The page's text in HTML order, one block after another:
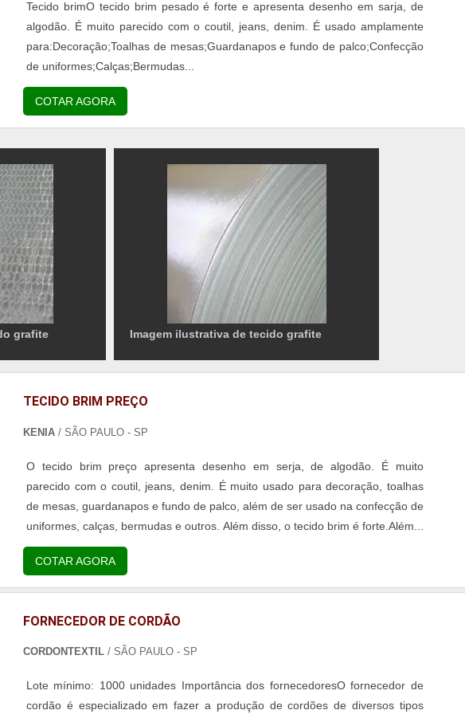
Tecido brimO tecido brim pesado é forte e apresenta desenho em sarja, de
algodão. É muito parecido com o coutil, jeans, denim. É usado amplamente
para:Decoração;Toalhas de mesas;Guardanapos e fundo de palco;Confecção
de uniformes;Calças;Bermudas...
COTAR AGORA
grafite Imagem ilustrativa de tecido grafite
TECIDO BRIM PREÇO
KENIA/ SÃO PAULO - SP
O tecido brim preço apresenta desenho em serja, de algodão. É muito
parecido com o coutil, jeans, denim. É muito usado para decoração, toalhas
de mesas, guardanapos e fundo de palco, além de ser usado na confecção de
uniformes, calças, bermudas e outros. Além disso, o tecido brim é forte.Além...
COTAR AGORA
FORNECEDOR DE CORDÃO
CORDONTEXTIL/ SÃO PAULO - SP
Lote mínimo: 1000 unidades Importância dos fornecedoresO fornecedor de
cordão é especializado em fazer a produção de cordões de diversos tipos